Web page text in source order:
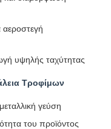
αεροστεγή
υψηλής ταχύτητας
Τροφίμων
γεύση
του προϊόντος